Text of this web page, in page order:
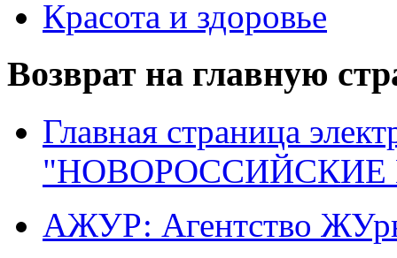
Красота и здоровье
Возврат на главную
Главная страница
"НОВОРОССИЙСКИЕ
АЖУР: Агентство